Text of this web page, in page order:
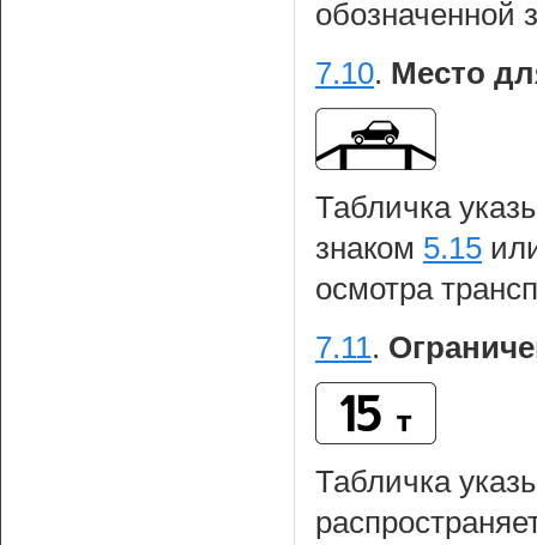
обозначенной
7.10. Место
Табличка
знаком 5.15
осмотра
7.11.
Табличка